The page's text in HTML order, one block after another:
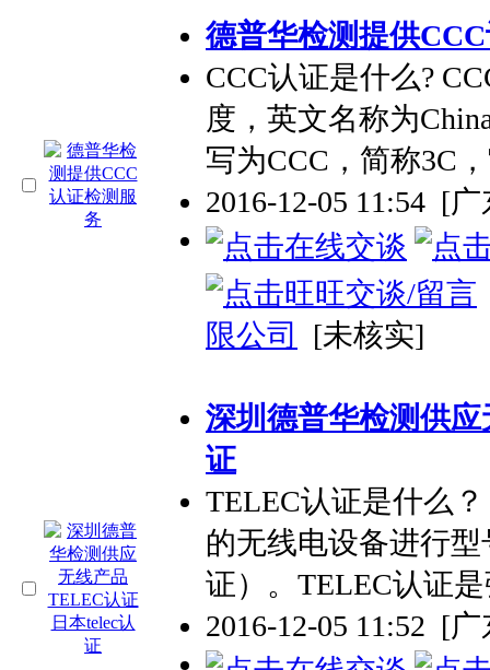
德普华检测提供
CCC认证是什么?
度，英文名称为
写为CCC，简称3C
2016-12-05 11:54 [广
限公司 [未核实]
深圳德普华检测供
证
TELEC认证是什么
的无线电设备进行
证）。TELEC认证
2016-12-05 11:52 [广